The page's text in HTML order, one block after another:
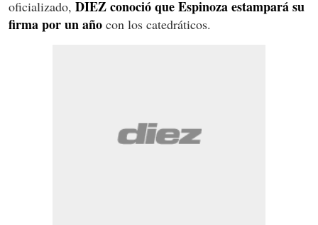
oficializado, DIEZ conoció que Espinoza estampará su
firma por un año con los catedráticos.